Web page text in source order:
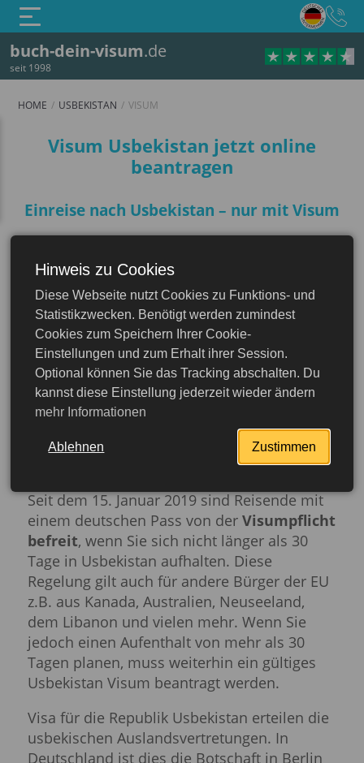
buch-dein-visum.de
seit 1998
Usbekistan
jetzt beantragen
HOME USBEKISTAN VISUM
Visum
Visum Usbekistan jetzt online
beantragen
Einreise nach Usbekistan – nur mit Visum
DasVisum für Usbekistanist in mehrere
Unterkategorien untergliedert. Zu den
Touristenvisa, Besuchervisa (auch:
Privatvisa), Geschäftsvisa und Transitvisa.
Der Visumantrag ist Teil der
Reisevorbereitungen. Erledigen Sie diese
stets vor der Einreise in ein Land.
Antragsteller sind verpflichtet, den Zweck
ihrer Einreise wahrheitsgemäß im
Antragsformular anzugeben. Dieses ist
Seit dem 15. Januar 2019 sind Reisende mit
einem deutschen Pass von der Visumpflicht
befreit, wenn Sie sich nicht länger als 30
Tage in Usbekistan aufhalten. Diese
Regelung gilt auch für andere Bürger der EU
z.B. aus Kanada, Australien, Neuseeland,
dem Libanon und vielen mehr. Wenn Sie
jedoch einen Aufenthalt von mehr als 30
Tagen planen, muss weiterhin ein gültiges
Usbekistan Visum beantragt werden.
Visa für die Republik Usbekistan erteilen die
usbekischen Auslandsvertretungen. In
Deutschland ist dies die Botschaft in Berlin
Hinweis zu Cookies
Diese Webseite nutzt Cookies zu Funktions- und
Statistikzwecken. Benötigt werden zumindest
Cookies zum Speichern Ihrer Cookie-
Einstellungen und zum Erhalt ihrer Session.
Optional können Sie das Tracking abschalten. Du
kannst diese Einstellung jederzeit wieder ändern
mehr Informationen
Ablehnen Zustimmen